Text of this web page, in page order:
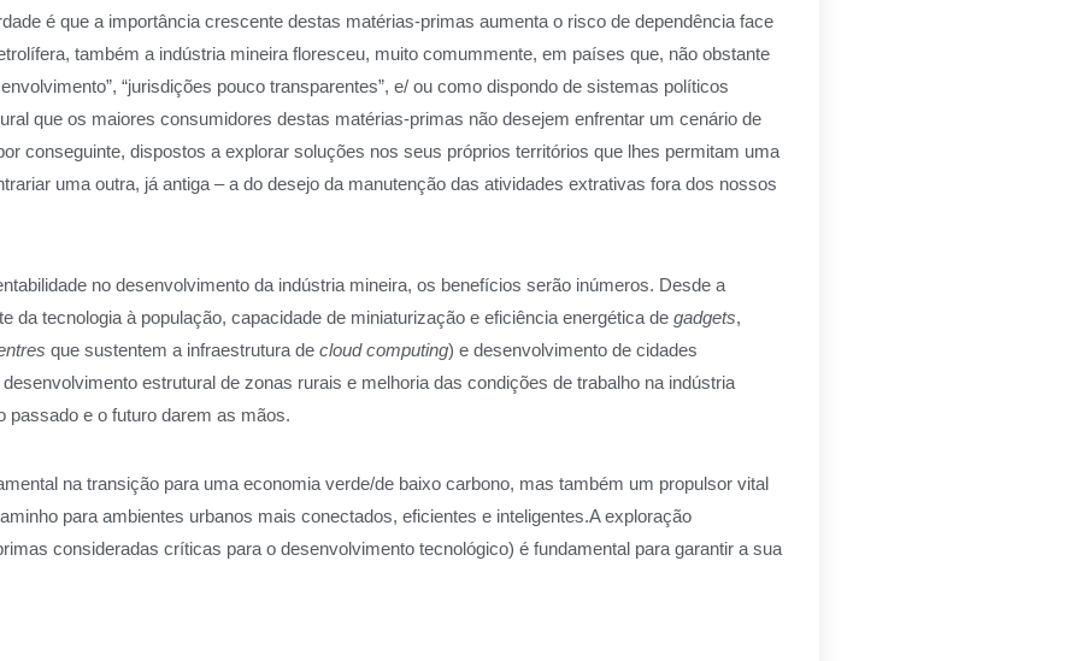
é que a importância crescente destas matérias‑primas aumenta o risco de dependência face
também a indústria mineira floresceu, muito comummente, em países que, não obstante
“jurisdições pouco transparentes”, e/ ou como dispondo de sistemas políticos
que os maiores consumidores destas matérias-primas não desejem enfrentar um cenário de
conseguinte, dispostos a explorar soluções nos seus próprios territórios que lhes permitam uma
uma outra, já antiga – a do desejo da manutenção das atividades extrativas fora dos nossos
no desenvolvimento da indústria mineira, os benefícios serão inúmeros. Desde a
tecnologia à população, capacidade de miniaturização e eficiência energética de gadgets,
que sustentem a infraestrutura de cloud computing) e desenvolvimento de cidades
estrutural de zonas rurais e melhoria das condições de trabalho na indústria
passado e o futuro darem as mãos.
na transição para uma economia verde/de baixo carbono, mas também um propulsor vital
para ambientes urbanos mais conectados, eficientes e inteligentes.A exploração
consideradas críticas para o desenvolvimento tecnológico) é fundamental para garantir a sua